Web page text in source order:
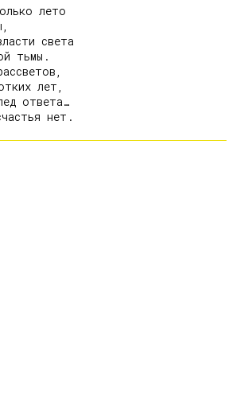
лето
света
тьмы.
лет,
ответа…